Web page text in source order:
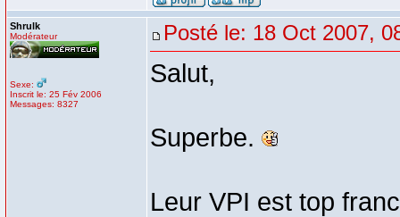
Shrulk
Modérateur
Sexe:
Inscrit le: 25 Fév 2006
Messages: 8327
Posté le: 18 Oct 2007,
Salut,
Superbe.
Leur VPI est top